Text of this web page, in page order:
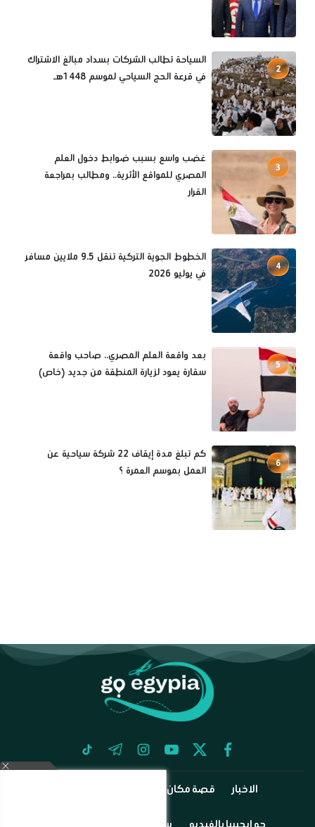
2
السياحة تطالب الشركات بسداد مبالغ الاشتراك
في قرعة الحج السياحي لموسم 1448هـ
3
غضب واسع بسبب ضوابط دخول العلم
المصري للمواقع الأثرية.. ومطالب بمراجعة
القرار
4
الخطوط الجوية التركية تنقل 9.5 ملايين مسافر
في يوليو 2026
5
بعد واقعة العلم المصري.. صاحب واقعة
سقارة يعود لزيارة المنطقة من جديد (خاص)
6
كم تبلغ مدة إيقاف 22 شركة سياحية عن
العمل بموسم العمرة ؟
facebook
twitter
youtube
instagram
telegram
tiktok
الاخبار قصة مكان